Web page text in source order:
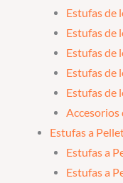
Estufas de
Estufas de
Estufas de
Estufas de
Estufas de
Accesorios
Estufas a
Estufas a
Estufas a